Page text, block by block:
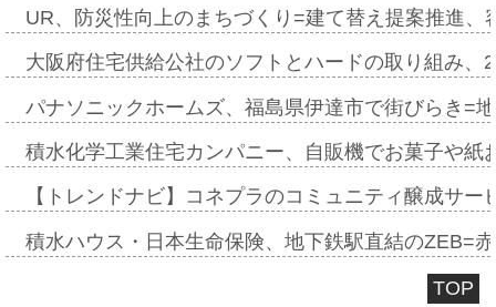
UR、防災性向上のまちづくり=建て替え提案推進
大阪府住宅供給公社のソフトとハードの取り組み
パナソニックホームズ、福島県伊達市で街びらき=
積水化学工業住宅カンパニー、自販機でお菓子や
【トレンドナビ】コネプラのコミュニティ醸成サ
積水ハウス・日本生命保険、地下鉄駅直結のZEB=
TOP